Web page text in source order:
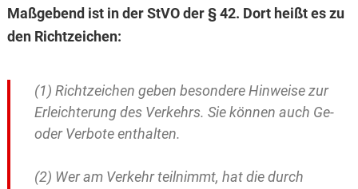
Maßgebend ist in der StVO der § 42. Dort heißt es zu
den Richtzeichen:
(1) Richtzeichen geben besondere Hinweise zur
Erleichterung des Verkehrs. Sie können auch Ge-
oder Verbote enthalten.
(2) Wer am Verkehr teilnimmt, hat die durch